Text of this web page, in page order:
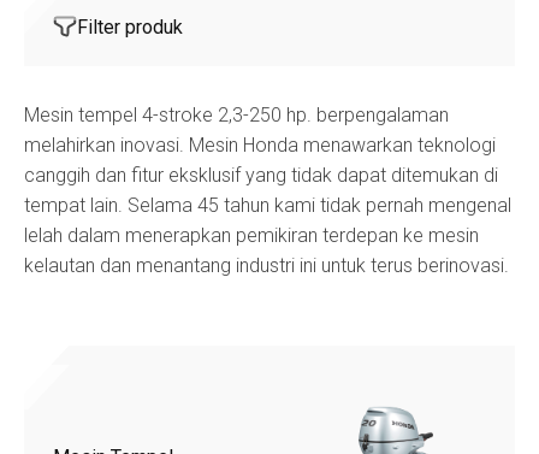
Filter produk
Mesin tempel 4-stroke 2,3-250 hp. berpengalaman
melahirkan inovasi. Mesin Honda menawarkan teknologi
canggih dan fitur eksklusif yang tidak dapat ditemukan di
tempat lain. Selama 45 tahun kami tidak pernah mengenal
lelah dalam menerapkan pemikiran terdepan ke mesin
kelautan dan menantang industri ini untuk terus berinovasi.